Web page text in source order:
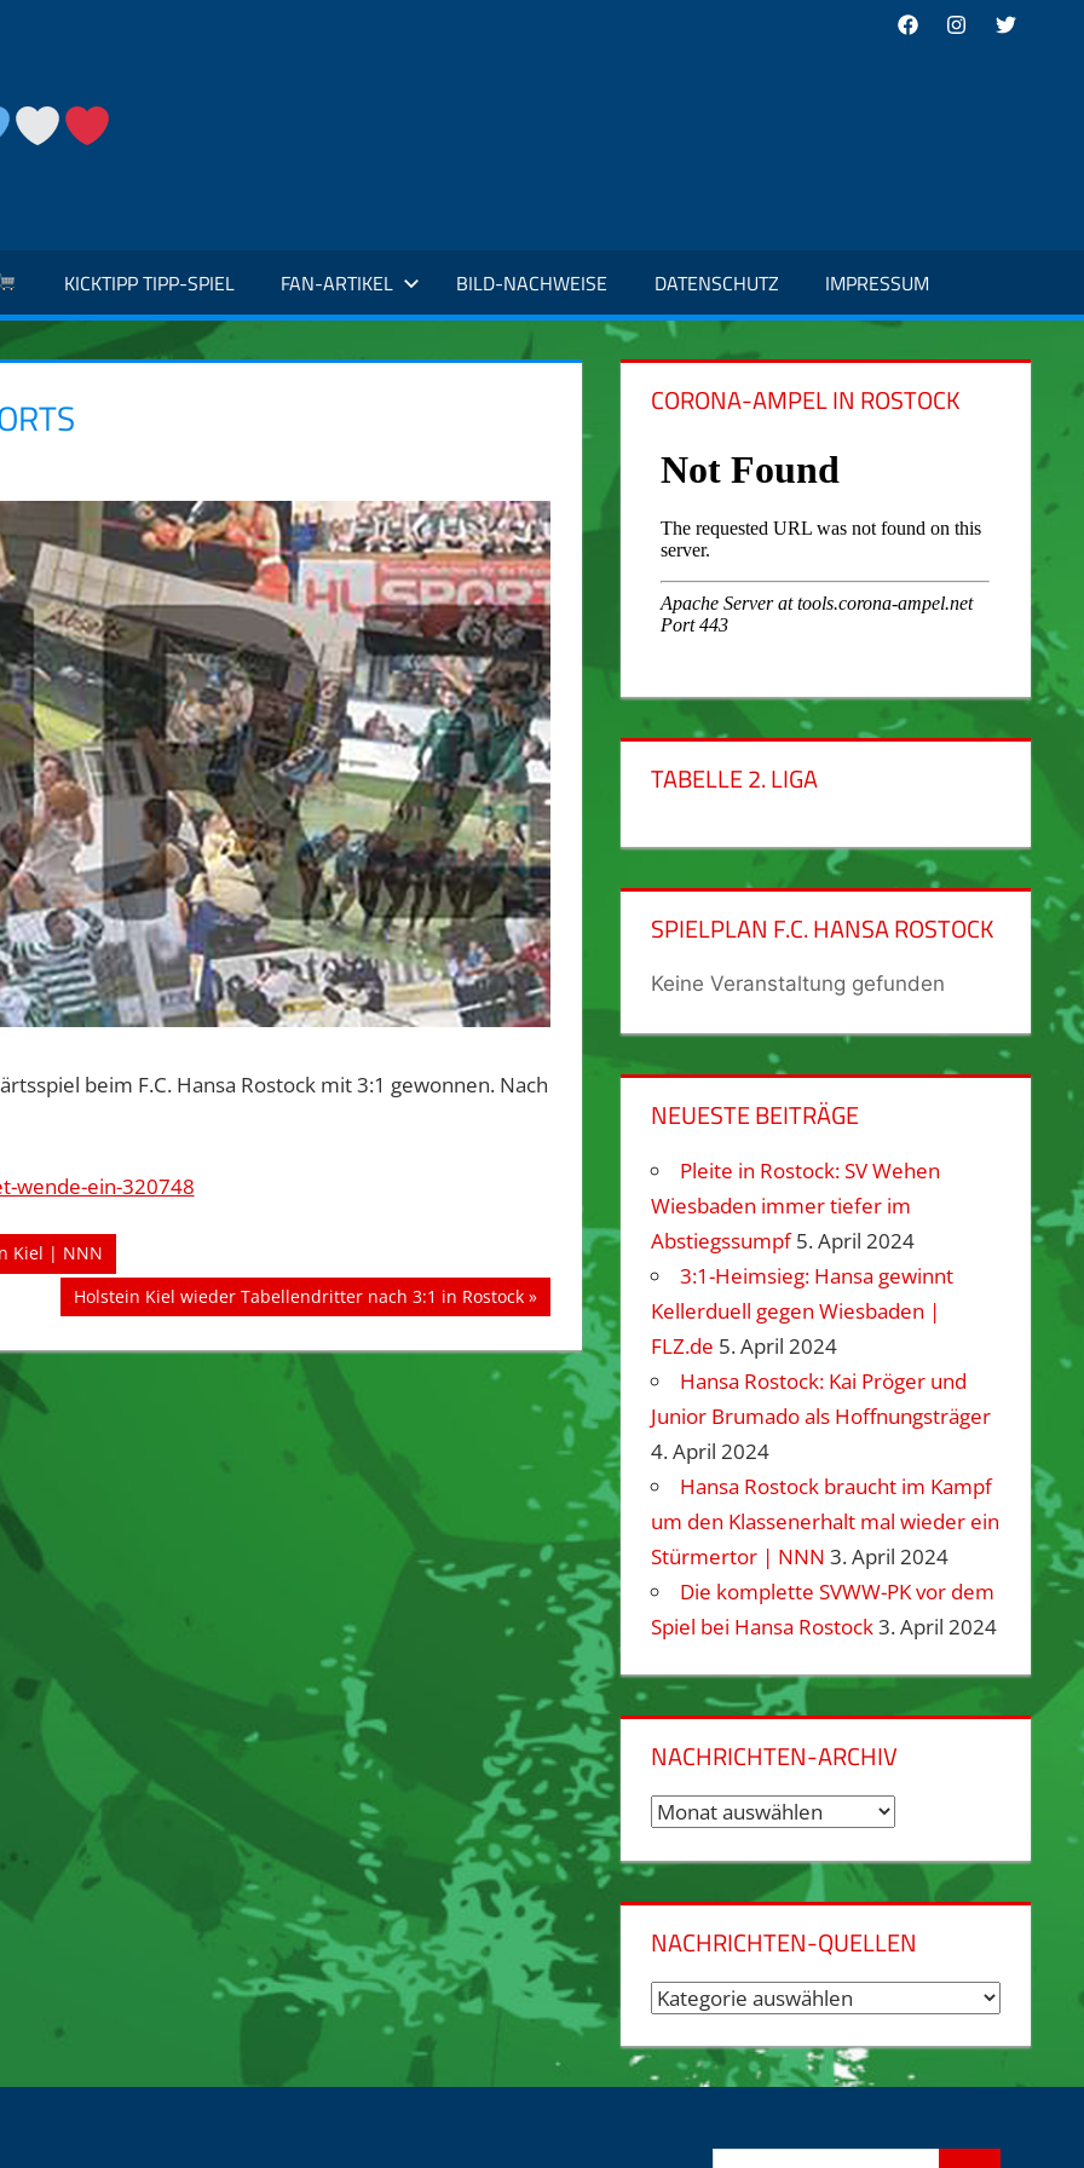
FacebookInstagram
Twitter
KICKTIPP TIPP-SPIEL FAN-ARTIKEL BILD-NACHWEISE DATENSCHUTZ IMPRESSUM
beim F.C. Hansa Rostock mit 3:1 gewonnen. Nach
wende-ein-320748
Kiel | NNN
Nächster
Beitrag:
Holstein Kiel wieder Tabellendritter nach 3:1 in Rostock
CORONA-AMPEL IN ROSTOCK
TABELLE 2. LIGA
SPIELPLAN F.C. HANSA ROSTOCK
Keine Veranstaltung gefunden
NEUESTE BEITRÄGE
Pleite in Rostock: SV Wehen
Wiesbaden immer tiefer im
Abstiegssumpf 5. April 2024
3:1-Heimsieg: Hansa gewinnt
Kellerduell gegen Wiesbaden |
FLZ.de 5. April 2024
Hansa Rostock: Kai Pröger und
Junior Brumado als Hoffnungsträger
4. April 2024
Hansa Rostock braucht im Kampf
um den Klassenerhalt mal wieder ein
Stürmertor | NNN 3. April 2024
Die komplette SVWW-PK vor dem
Spiel bei Hansa Rostock3. April 2024
NACHRICHTEN-ARCHIV
Nachrichten-
NACHRICHTEN-QUELLEN
Nachrichten-